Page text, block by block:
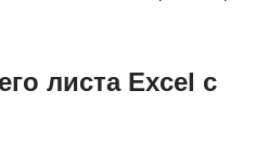
листа Excel с